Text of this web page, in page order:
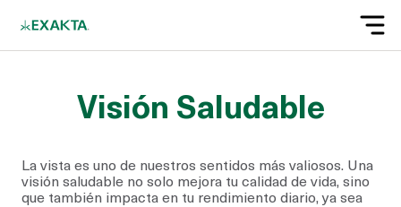
Visión Saludable
La vista es uno de nuestros sentidos más valiosos. Una
visión saludable no solo mejora tu calidad de vida, sino
que también impacta en tu rendimiento diario, ya sea